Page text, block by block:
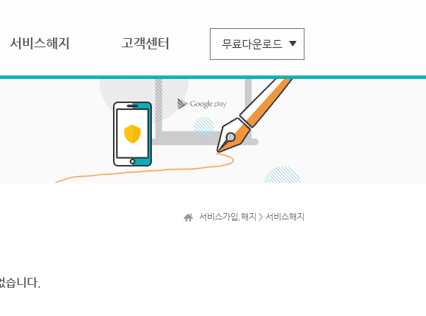
서비스해지 고객센터
서비스가입,해지 > 서비스해지
습니다.